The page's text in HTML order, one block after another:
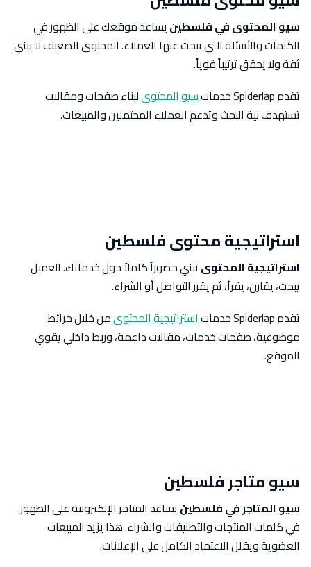
سيو المحتوى في فلسطينيساعد موقعك على الظهور في
الكلمات والأسئلة التي يبحث عنها العملاء. المحتوى الضعيف لا يبني
ثقة ولا يحقق ترتيباً قوياً.
تقدم Spiderlap خدمات
سيو المحتوىلبناء صفحات ومقالات
تستهدف نية البحث وتدعم العملاء المحتملين والمبيعات.
استراتيجية محتوى فلسطين
استراتيجية المحتوىتبني حضوراً كاملاً حول خدماتك. العميل
يبحث، يقارن، يقرأ، ثم يقرر التواصل أو الشراء.
تقدم Spiderlap خدمات
استراتيجية المحتوىمن خلال خرائط
موضوعية، صفحات خدمات، مقالات داعمة، وربط داخلي يقوي
الموقع.
سيو متاجر فلسطين
سيو المتاجر في فلسطينيساعد المتاجر الإلكترونية على الظهور
في كلمات المنتجات والتصنيفات والشراء. هذا يزيد المبيعات
العضوية ويقلل الاعتماد الكامل على الإعلانات.